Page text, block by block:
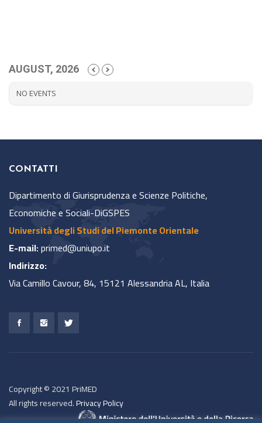
AUGUST, 2026
NO EVENTS
CONTATTI
Dipartimento di Giurisprudenza e Scienze Politiche,
Economiche e Sociali-DiGSPES
Università degli Studi del Piemonte Orientale
E-mail:primed@uniupo.it
Indirizzo:
Via Camillo Cavour, 84, 15121 Alessandria AL, Italia
Copyright © 2021 PriMED
All rights reserved.Privacy Policy